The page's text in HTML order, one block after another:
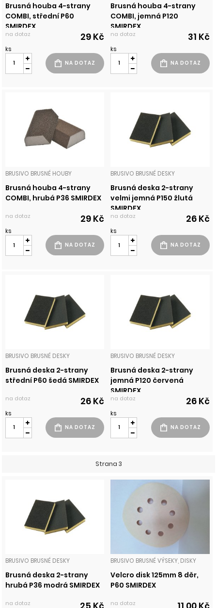
Brusná houba 4-strany
COMBI, střední P60
SMIRDEX
na dotaz 29 Kč
ks
Brusná houba 4-strany
COMBI, jemná P120
SMIRDEX
na dotaz 31 Kč
ks
BRUSIVO BRUSNÉ HOUBY
Brusná houba 4-strany
COMBI, hrubá P36 SMIRDEX
na dotaz 29 Kč
ks
BRUSIVO BRUSNÉ DESKY
Brusná deska 2-strany
velmi jemná P150 žlutá
SMIRDEX
na dotaz 26 Kč
ks
BRUSIVO BRUSNÉ DESKY
Brusná deska 2-strany
střední P60 šedá SMIRDEX
na dotaz 26 Kč
ks
BRUSIVO BRUSNÉ DESKY
Brusná deska 2-strany
jemná P120 červená
SMIRDEX
na dotaz 26 Kč
ks
Strana 3
BRUSIVO BRUSNÉ DESKY
Brusná deska 2-strany
hrubá P36 modrá SMIRDEX
na dotaz
BRUSIVO BRUSNÉ VÝSEKY, DISKY
Velcro disk 125mm 8 děr,
P60 SMIRDEX
na dotaz